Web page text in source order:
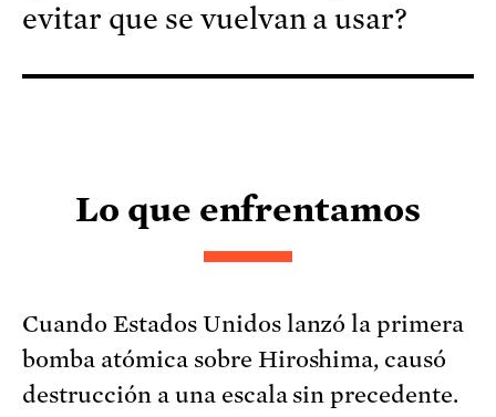
evitar que se vuelvan a usar?
Lo que enfrentamos
Cuando Estados Unidos lanzó la primera
bomba atómica sobre Hiroshima, causó
destrucción a una escala sin precedente.